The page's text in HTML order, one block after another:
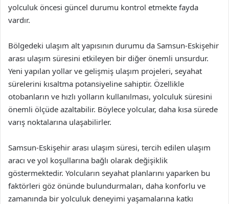
yolculuk öncesi güncel durumu kontrol etmekte fayda
vardır.
Bölgedeki ulaşım alt yapısının durumu da Samsun-Eskişehir
arası ulaşım süresini etkileyen bir diğer önemli unsurdur.
Yeni yapılan yollar ve gelişmiş ulaşım projeleri, seyahat
sürelerini kısaltma potansiyeline sahiptir. Özellikle
otobanların ve hızlı yolların kullanılması, yolculuk süresini
önemli ölçüde azaltabilir. Böylece yolcular, daha kısa sürede
varış noktalarına ulaşabilirler.
Samsun-Eskişehir arası ulaşım süresi, tercih edilen ulaşım
aracı ve yol koşullarına bağlı olarak değişiklik
göstermektedir. Yolcuların seyahat planlarını yaparken bu
faktörleri göz önünde bulundurmaları, daha konforlu ve
zamanında bir yolculuk deneyimi yaşamalarına katkı